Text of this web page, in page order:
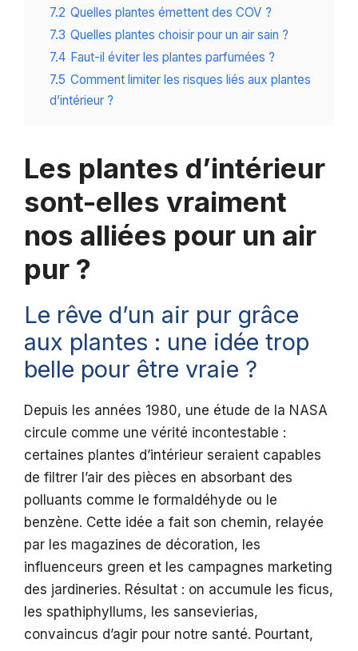
7.2 Quelles plantes émettent des COV ?
7.3 Quelles plantes choisir pour un air sain ?
7.4 Faut-il éviter les plantes parfumées ?
7.5 Comment limiter les risques liés aux plantes
d’intérieur ?
Les plantes d’intérieur
sont-elles vraiment
nos alliées pour un air
pur ?
Le rêve d’un air pur grâce
aux plantes : une idée trop
belle pour être vraie ?
Depuis les années 1980, une étude de la NASA
circule comme une vérité incontestable :
certaines plantes d’intérieur seraient capables
de filtrer l’air des pièces en absorbant des
polluants comme le formaldéhyde ou le
benzène. Cette idée a fait son chemin, relayée
par les magazines de décoration, les
influenceurs green et les campagnes marketing
des jardineries. Résultat : on accumule les ficus,
les spathiphyllums, les sansevierias,
convaincus d’agir pour notre santé. Pourtant,